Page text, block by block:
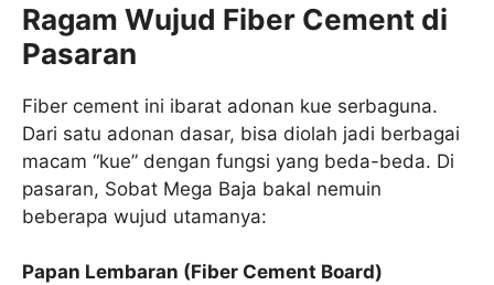
Ragam Wujud Fiber Cement di
Pasaran
Fiber cement ini ibarat adonan kue serbaguna.
Dari satu adonan dasar, bisa diolah jadi berbagai
macam “kue” dengan fungsi yang beda-beda. Di
pasaran, Sobat Mega Baja bakal nemuin
beberapa wujud utamanya:
Papan Lembaran (Fiber Cement Board)